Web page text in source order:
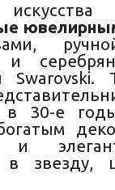
и
Swarovski.
30-е
и
в звезду,